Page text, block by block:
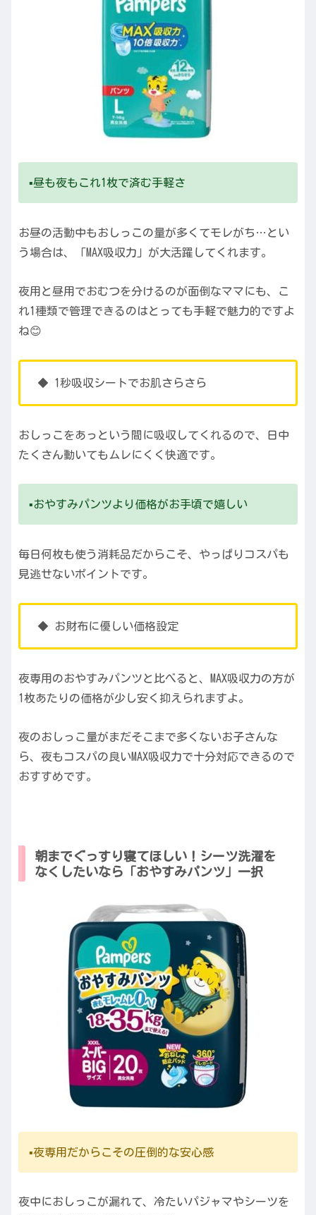
▪️昼も夜もこれ1枚で済む手軽さ
お昼の活動中もおしっこの量が多くてモレがち…とい
う場合は、「MAX吸収力」が大活躍してくれます。
夜用と昼用でおむつを分けるのが面倒なママにも、こ
れ1種類で管理できるのはとっても手軽で魅力的ですよ
ね😊
◆ 1秒吸収シートでお肌さらさら
おしっこをあっという間に吸収してくれるので、日中
たくさん動いてもムレにくく快適です。
▪️おやすみパンツより価格がお手頃で嬉しい
毎日何枚も使う消耗品だからこそ、やっぱりコスパも
見逃せないポイントです。
◆ お財布に優しい価格設定
夜専用のおやすみパンツと比べると、MAX吸収力の方が
1枚あたりの価格が少し安く抑えられますよ。
夜のおしっこ量がまだそこまで多くないお子さんな
ら、夜もコスパの良いMAX吸収力で十分対応できるので
おすすめです。
朝までぐっすり寝てほしい！シーツ洗濯を
なくしたいなら「おやすみパンツ」一択
▪️夜専用だからこその圧倒的な安心感
夜中におしっこが漏れて、冷たいパジャマやシーツを